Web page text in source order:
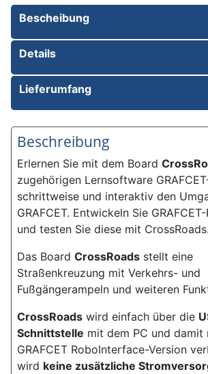
Bescheibung
Details
Lieferumfang
Beschreibung
Erlernen Sie mit dem Board
zugehörigen Lernsoftware
schrittweise und interaktiv den
GRAFCET. Entwickeln Sie
und testen Sie diese mit CrossRoads.
Das BoardCrossRoads stellt eine
Straßenkreuzung mit Verkehrs- und
Fußgängerampeln und weiteren
CrossRoads wird einfach über die
Schnittstelle mit dem PC und damit
GRAFCET RoboInterface-Version
wird keine zusätzliche